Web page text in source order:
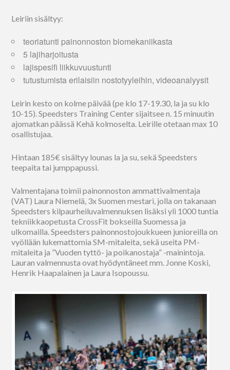
Leiriin sisältyy:
teoriatunti painonnoston biomekaniikasta
5 lajiharjoitusta
lajispesifi liikkuvuustunti
tutustumista erilaisiin nostotyyleihin, videoanalyysit
Leirin kesto on kolme päivää (pe klo 17-19.30, la ja su klo
10-15). Speedsters Training Center sijaitsee n. 15 minuutin
ajomatkan päässä Kehä kolmoselta. Leirille otetaan max 10
osallistujaa.
Hintaan 185€ sisältyy lounas la ja su, sekä Speedsters
teepaita tai jumppapussi.
Valmentajana toimii painonnoston ammattivalmentaja
(VAT) Laura Niemelä, 3x Suomen mestari, jolla on takanaan
Speedsters kilpaurheiluvalmennuksen lisäksi yli 1000 tuntia
tekniikkaopetusta CrossFit bokseilla Suomessa ja
ulkomailla. Speedsters painonnostojoukkueen junioreilla on
vyöllään lukemattomia SM-mitaleita, sekä useita PM-
mitaleita ja ”Vuoden tyttö- ja poikanostaja” -mainintoja.
Lauran valmennusta ovat hyödyntäneet mm. Jonne Koski,
Henrik Haapalainen ja Laura Isopoussu.